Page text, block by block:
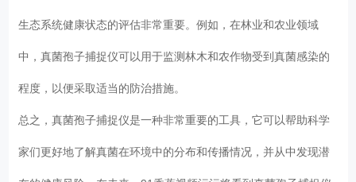
生态系统健康状态的评估非常重要。例如，在林业和农业领域
中，真菌孢子捕捉仪可以用于监测林木和农作物受到真菌感染的
程度，以便采取适当的防治措施。
总之，真菌孢子捕捉仪是一种非常重要的工具，它可以帮助科学
家们更好地了解真菌在环境中的分布和传播情况，并从中发现潜